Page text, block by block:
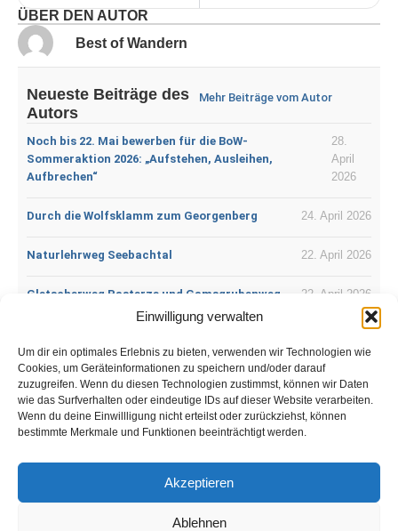
Einwilligung verwalten
Um dir ein optimales Erlebnis zu bieten, verwenden wir Technologien wie
Cookies, um Geräteinformationen zu speichern und/oder darauf
zuzugreifen. Wenn du diesen Technologien zustimmst, können wir Daten
wie das Surfverhalten oder eindeutige IDs auf dieser Website verarbeiten.
Wenn du deine Einwillligung nicht erteilst oder zurückziehst, können
bestimmte Merkmale und Funktionen beeinträchtigt werden.
Akzeptieren
Ablehnen
ÜBER DEN AUTOR
Best of Wandern
Neueste Beiträge des
Autors
Mehr Beiträge vom Autor
Noch bis 22. Mai bewerben für die BoW-
Sommeraktion 2026: „Aufstehen, Ausleihen,
Aufbrechen“
28.
April
2026
Durch die Wolfsklamm zum Georgenberg 24. April 2026
Naturlehrweg Seebachtal 22. April 2026
Gletscherweg Pasterze und Gamsgrubenweg 22. April 2026
18. April 2026
DonauWellen – Premiumweg:
Donauversickerung
12. April
2026
© 2026 Best of Wandern